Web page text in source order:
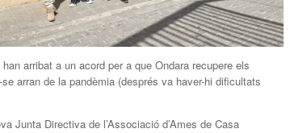
han arribat a un acord per a que Ondara recupere els
arran de la pandèmia (després va haver-hi dificultats
Junta Directiva de l’Associació d’Ames de Casa